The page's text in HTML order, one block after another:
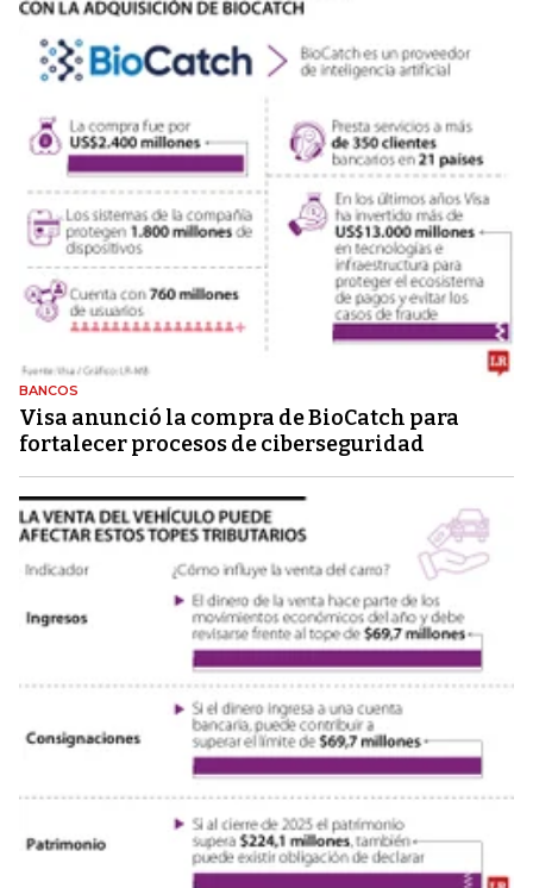
BANCOS
Visa anunció la compra de BioCatch para
fortalecer procesos de ciberseguridad